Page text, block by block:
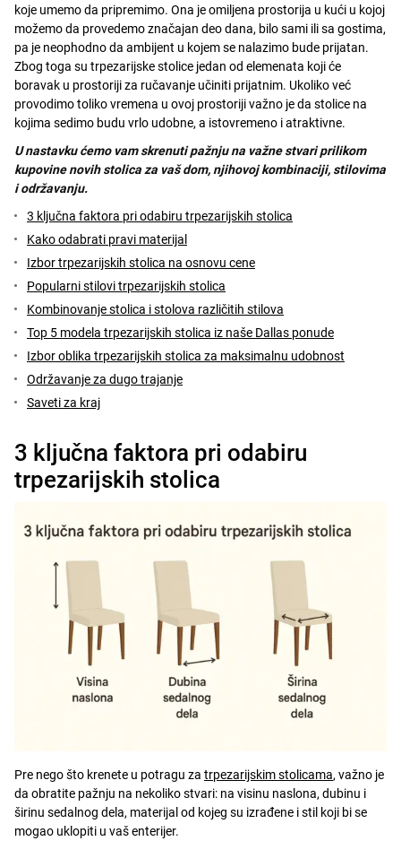
koje umemo da pripremimo. Ona je omiljena prostorija u kući u kojoj
možemo da provedemo značajan deo dana, bilo sami ili sa gostima,
pa je neophodno da ambijent u kojem se nalazimo bude prijatan.
Zbog toga su trpezarijske stolice jedan od elemenata koji će
boravak u prostoriji za ručavanje učiniti prijatnim. Ukoliko već
provodimo toliko vremena u ovoj prostoriji važno je da stolice na
kojima sedimo budu vrlo udobne, a istovremeno i atraktivne.
U nastavku ćemo vam skrenuti pažnju na važne stvari prilikom
kupovine novih stolica za vaš dom, njihovoj kombinaciji, stilovima
i održavanju.
3 ključna faktora pri odabiru trpezarijskih stolica
Kako odabrati pravi materijal
Izbor trpezarijskih stolica na osnovu cene
Popularni stilovi trpezarijskih stolica
Kombinovanje stolica i stolova različitih stilova
Top 5 modela trpezarijskih stolica iz naše Dallas ponude
Izbor oblika trpezarijskih stolica za maksimalnu udobnost
Održavanje za dugo trajanje
Saveti za kraj
3 ključna faktora pri odabiru
trpezarijskih stolica
Pre nego što krenete u potragu za trpezarijskim stolicama, važno je
da obratite pažnju na nekoliko stvari: na visinu naslona, dubinu i
širinu sedalnog dela, materijal od kojeg su izrađene i stil koji bi se
mogao uklopiti u vaš enterijer.